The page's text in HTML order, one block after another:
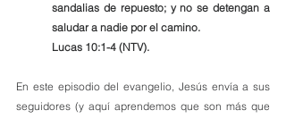
sandalias de repuesto; y no se detengan a
saludar a nadie por el camino.
Lucas 10:1-4 (NTV).
En este episodio del evangelio, Jesús envía a sus
seguidores (y aquí aprendemos que son más que